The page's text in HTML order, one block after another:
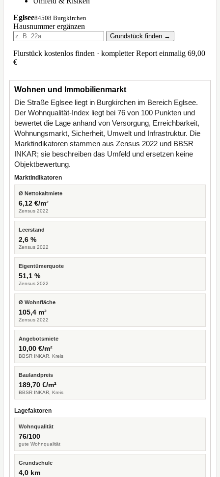
Wohnen und Immobilienmarkt
Die Straße Eglsee liegt in Burgkirchen im Bereich Eglsee.
Der Wohnqualität-Index liegt bei 76 von 100 Punkten und
bewertet die Lage anhand von Versorgung, Erreichbarkeit,
Wohnungsmarkt, Sicherheit, Umwelt und Infrastruktur. Die
Marktindikatoren stammen aus Zensus 2022 und BBSR
INKAR; sie beschreiben das Umfeld und ersetzen keine
Objektbewertung.
Marktindikatoren
Ø Nettokaltmiete
6,12 €/m²
Zensus 2022
Leerstand
2,6 %
Zensus 2022
Eigentümerquote
51,1 %
Zensus 2022
Ø Wohnfläche
105,4 m²
Zensus 2022
Angebotsmiete
10,00 €/m²
BBSR INKAR, Kreis
Baulandpreis
189,70 €/m²
BBSR INKAR, Kreis
Lagefaktoren
Wohnqualität
76/100
gute Wohnqualität
Grundschule
4,0 km